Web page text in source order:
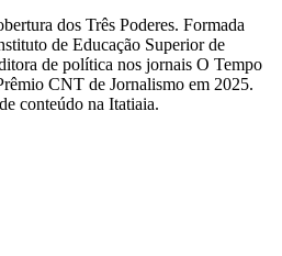
dos Três Poderes. Formada
de Educação Superior de
de política nos jornais O Tempo
CNT de Jornalismo em 2025.
conteúdo na Itatiaia.